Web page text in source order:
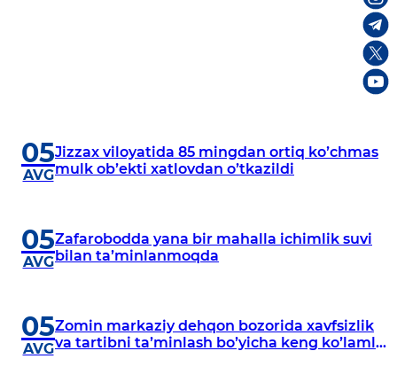
05
AVG
Jizzax viloyatida 85 mingdan ortiq koʼchmas
mulk obʼekti xatlovdan oʼtkazildi
05
AVG
Zafarobodda yana bir mahalla ichimlik suvi
bilan taʼminlanmoqda
05
AVG
Zomin markaziy dehqon bozorida xavfsizlik
va tartibni taʼminlash boʼyicha keng koʼlamli